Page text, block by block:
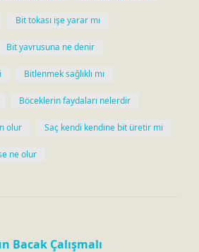
Bit tokası işe yarar mı
Bit yavrusuna ne denir
Bitlenmek sağlıklı mı
Böceklerin faydaları nelerdir
olur Saç kendi kendine bit üretir mi
ne olur
Bacak Çalışmalı